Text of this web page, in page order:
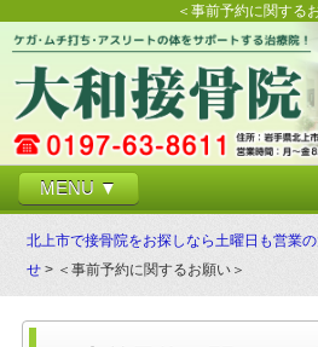
＜事前予約に関する
MENU ▼
北上市で接骨院をお探しなら土曜日も営業
せ > ＜事前予約に関するお願い＞